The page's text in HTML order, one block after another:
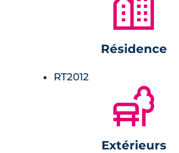
Chambre :
revêtement stratifié,
🏙
Résidence
RT2012
🌲
Extérieurs